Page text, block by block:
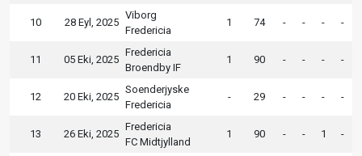
10 28 Eyl, 2025
Viborg
Fredericia
1 74 - - - -
11 05 Eki, 2025
Fredericia
Broendby IF
1 90 - - - -
12 20 Eki, 2025
Soenderjyske
Fredericia
- 29 - - - -
13 26 Eki, 2025
Fredericia
FC Midtjylland
1 90 - - 1 -